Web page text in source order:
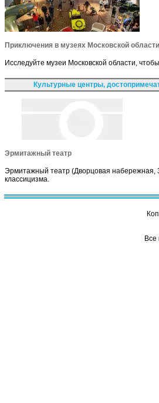
Приключения в музеях Московской
Исследуйте музеи Московской области,
Культурные центры,
Эрмитажный театр
Эрмитажный театр (Дворцовая набережная,
классицизма.
Все